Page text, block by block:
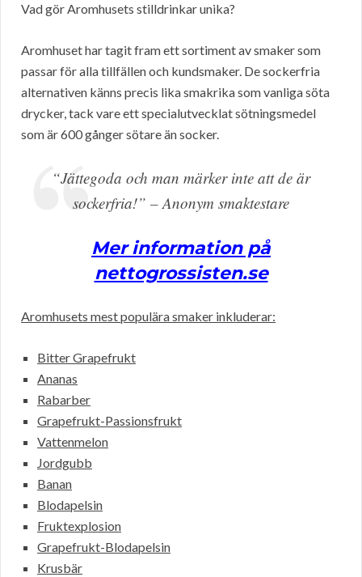
Vad gör Aromhusets stilldrinkar unika?
Aromhuset har tagit fram ett sortiment av smaker som
passar för alla tillfällen och kundsmaker. De sockerfria
alternativen känns precis lika smakrika som vanliga söta
drycker, tack vare ett specialutvecklat sötningsmedel
som är 600 gånger sötare än socker.
“Jättegoda och man märker inte att de är
sockerfria!” – Anonym smaktestare
Mer information på
nettogrossisten.se
Aromhusets mest populära smaker inkluderar:
Bitter Grapefrukt
Ananas
Rabarber
Grapefrukt-Passionsfrukt
Vattenmelon
Jordgubb
Banan
Blodapelsin
Fruktexplosion
Grapefrukt-Blodapelsin
Krusbär